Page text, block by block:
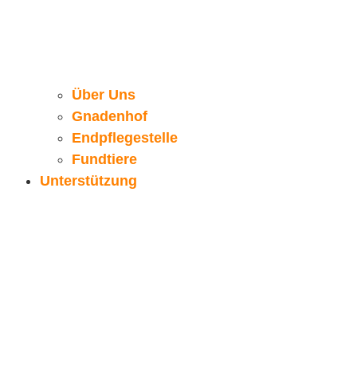
Über Uns
Gnadenhof
Endpflegestelle
Fundtiere
Unterstützung